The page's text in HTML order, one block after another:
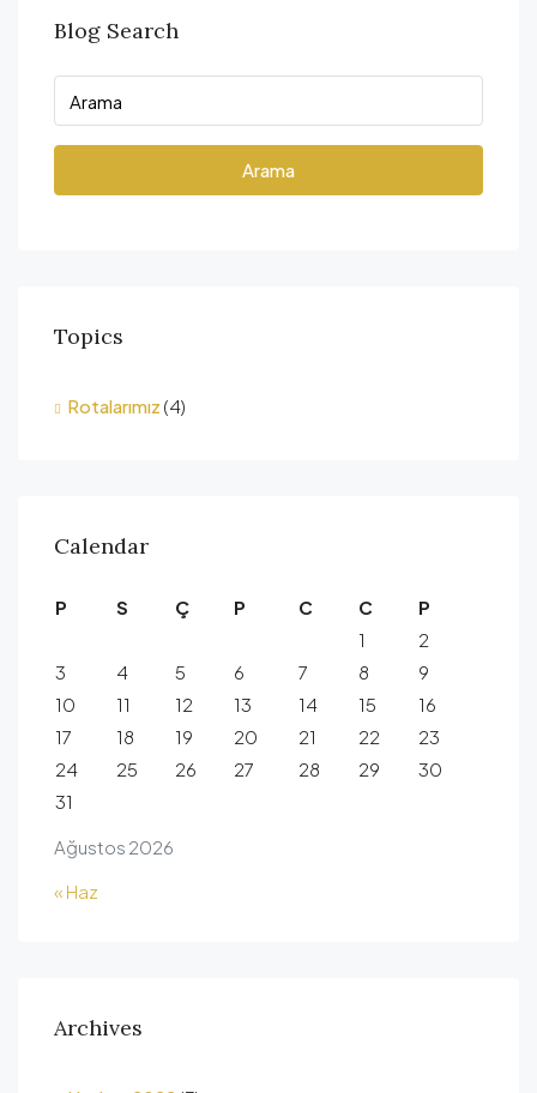
Blog Search
Arama
Topics
Rotalarımız (4)
Calendar
Ağustos 2026
P S Ç P C C
P
1
2
3
4 5 6 7 8
9
10
11 12 13 14 15
16
17
18 19 20 21 22
23
24
25 26 27 28 29
30
31
« Haz
Archives